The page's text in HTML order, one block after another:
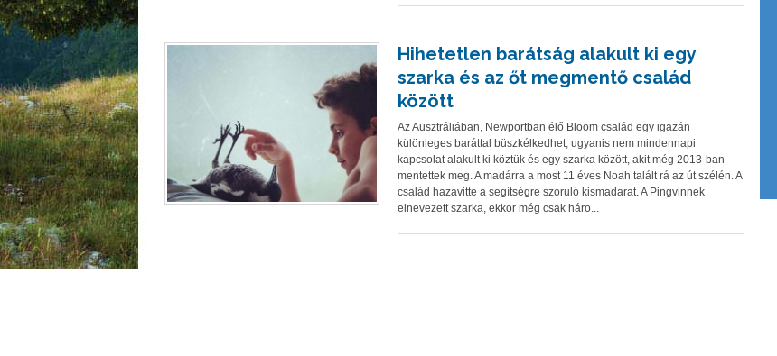
Hihetetlen barátság alakult ki egy
szarka és az őt megmentő család
között
Az Ausztráliában, Newportban élő Bloom család egy igazán
különleges baráttal büszkélkedhet, ugyanis nem mindennapi
kapcsolat alakult ki köztük és egy szarka között, akit még 2013-ban
mentettek meg. A madárra a most 11 éves Noah talált rá az út szélén. A
család hazavitte a segítségre szoruló kismadarat. A Pingvinnek
elnevezett szarka, ekkor még csak háro...